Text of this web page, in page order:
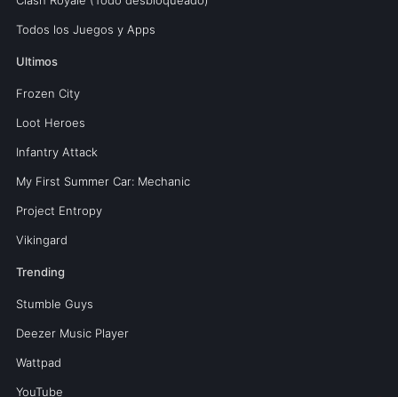
Todos los Juegos y Apps
Ultimos
Frozen City
Loot Heroes
Infantry Attack
My First Summer Car: Mechanic
Project Entropy
Vikingard
Trending
Stumble Guys
Deezer Music Player
Wattpad
YouTube